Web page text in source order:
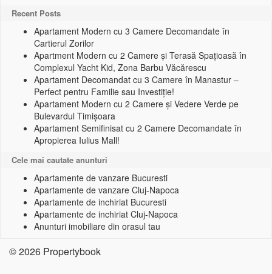
Recent Posts
Apartament Modern cu 3 Camere Decomandate în
Cartierul Zorilor
Apartment Modern cu 2 Camere și Terasă Spațioasă în
Complexul Yacht Kid, Zona Barbu Văcărescu
Apartament Decomandat cu 3 Camere în Manastur –
Perfect pentru Familie sau Investiție!
Apartament Modern cu 2 Camere și Vedere Verde pe
Bulevardul Timișoara
Apartament Semifinisat cu 2 Camere Decomandate în
Apropierea Iulius Mall!
Cele mai cautate anunturi
Apartamente de vanzare Bucuresti
Apartamente de vanzare Cluj-Napoca
Apartamente de inchiriat Bucuresti
Apartamente de inchiriat Cluj-Napoca
Anunturi imobiliare din orasul tau
© 2026 Propertybook